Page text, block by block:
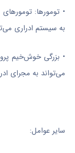
• تومورها:
به سیستم ادراری
می‌تواند به مجرای
سایر عوامل: